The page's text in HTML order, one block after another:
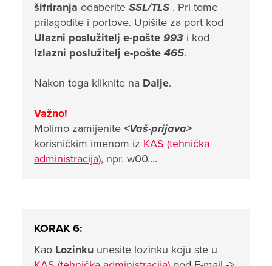
šifriranja odaberite SSL/TLS . Pri tome
prilagodite i portove. Upišite za port kod
Ulazni poslužitelj e-pošte 993 i kod
Izlazni poslužitelj e-pošte 465.
Nakon toga kliknite na Dalje.
Važno!
Molimo zamijenite <Vaš-prijava>
korisničkim imenom iz KAS (tehnička
administracija), npr. w00....
KORAK 6:
Kao Lozinku unesite lozinku koju ste u